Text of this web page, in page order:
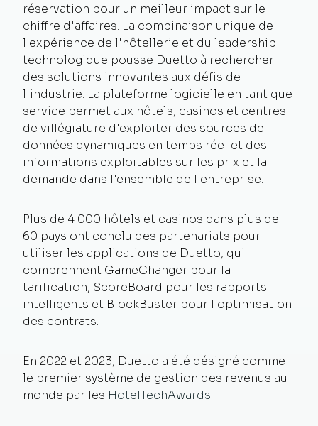
réservation pour un meilleur impact sur le
chiffre d'affaires. La combinaison unique de
l'expérience de l'hôtellerie et du leadership
technologique pousse Duetto à rechercher
des solutions innovantes aux défis de
l'industrie. La plateforme logicielle en tant que
service permet aux hôtels, casinos et centres
de villégiature d'exploiter des sources de
données dynamiques en temps réel et des
informations exploitables sur les prix et la
demande dans l'ensemble de l'entreprise.
Plus de 4 000 hôtels et casinos dans plus de
60 pays ont conclu des partenariats pour
utiliser les applications de Duetto, qui
comprennent GameChanger pour la
tarification, ScoreBoard pour les rapports
intelligents et BlockBuster pour l'optimisation
des contrats.
En 2022 et 2023, Duetto a été désigné comme
le premier système de gestion des revenus au
monde par les HotelTechAwards.